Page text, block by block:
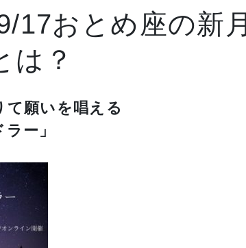
プライバシーポリシー
マインドフル・ライフコーチ
17おとめ座の新月
は？
て願いを唱える
ー」